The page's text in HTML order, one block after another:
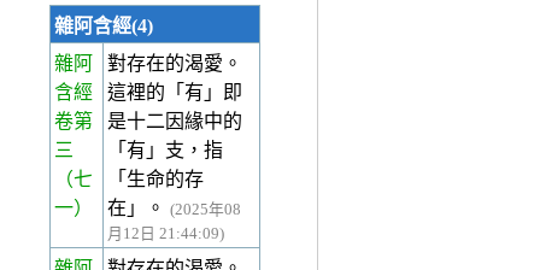
雜阿含經(4)
雜阿
含經
卷第
三
（七
一）
對存在的渴愛。
這裡的「有」即
是十二因緣中的
「有」支，指
「生命的存
在」。
(2025年08
月12日 21:44:09)